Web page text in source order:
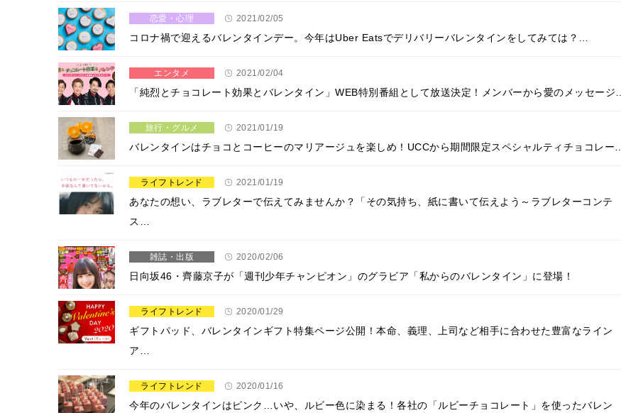
恋愛・心理 2021/02/05
コロナ禍で迎えるバレンタインデー。今年はUber Eatsでデリバリーバレンタインをしてみては？…
エンタメ 2021/02/04
「純烈とチョコレート効果とバレンタイン」WEB特別番組として放送決定！メンバーから愛のメッセージ…
旅行・グルメ 2021/01/19
バレンタインはチョコとコーヒーのマリアージュを楽しめ！UCCから期間限定スペシャルティチョコレー…
ライフトレンド 2021/01/19
あなたの想い、ラブレターで伝えてみませんか？「その気持ち、紙に書いて伝えよう～ラブレターコンテ
ス…
雑誌・出版 2020/02/06
日向坂46・齊藤京子が「週刊少年チャンピオン」のグラビア「私からのバレンタイン」に登場！
ライフトレンド 2020/01/29
ギフトパッド、バレンタインギフト特集ページ公開！本命、義理、上司など相手に合わせた豊富なライン
ア…
ライフトレンド 2020/01/16
今年のバレンタインはピンク…いや、ルビー色に染まる！各社の「ルビーチョコレート」を使ったバレン